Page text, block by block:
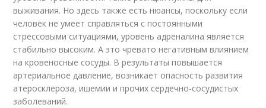
выживания. Но здесь также есть нюансы, поскольку если
человек не умеет справляться с постоянными
стрессовыми ситуациями, уровень адреналина является
стабильно высоким. А это чревато негативным влиянием
на кровеносные сосуды. В результаты повышается
артериальное давление, возникает опасность развития
атеросклероза, ишемии и прочих сердечно-сосудистых
заболеваний.